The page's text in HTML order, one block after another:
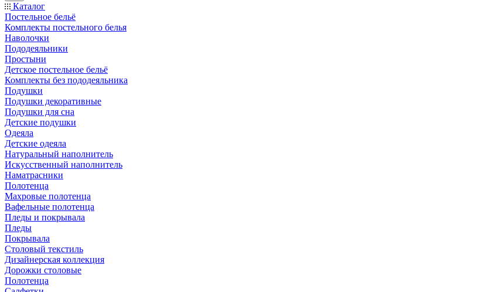
Каталог
Постельное бельё
Комплекты постельного белья
Наволочки
Пододеяльники
Простыни
Детское постельное бельё
Комплекты без пододеяльника
Подушки
Подушки декоративные
Подушки для сна
Детские подушки
Одеяла
Детские одеяла
Натуральный наполнитель
Искуcственный наполнитель
Наматрасники
Полотенца
Махровые полотенца
Вафельные полотенца
Пледы и покрывала
Пледы
Покрывала
Столовый текстиль
Дизайнерская коллекция
Дорожки столовые
Полотенца